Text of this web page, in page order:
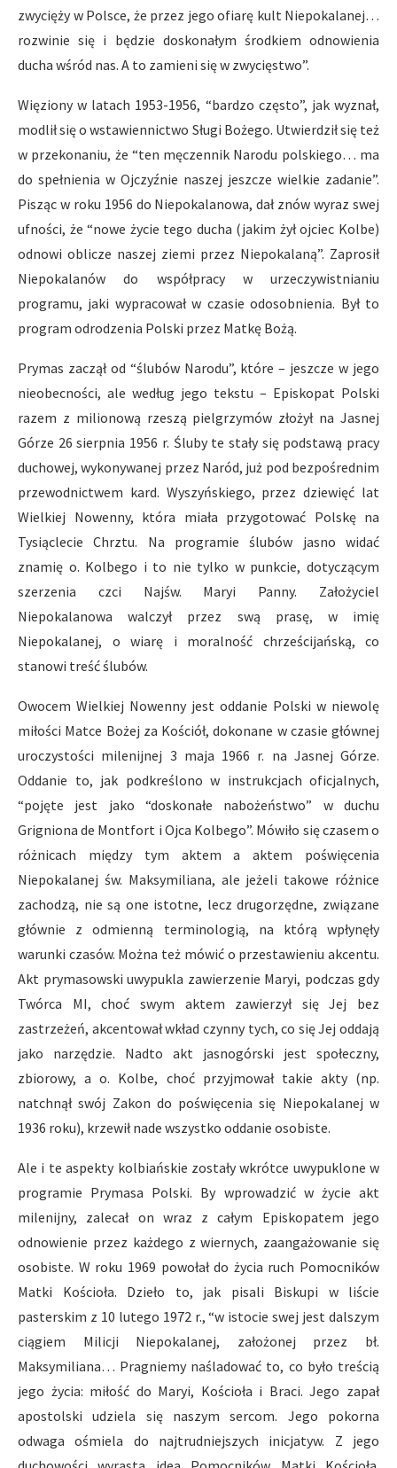
zwycięży w Polsce, że przez jego ofiarę kult Niepokalanej…
rozwinie się i będzie doskonałym środkiem odnowienia
ducha wśród nas. A to zamieni się w zwycięstwo”.
Więziony w latach 1953-1956, “bardzo często”, jak wyznał,
modlił się o wstawiennictwo Sługi Bożego. Utwierdził się też
w przekonaniu, że “ten męczennik Narodu polskiego… ma
do spełnienia w Ojczyźnie naszej jeszcze wielkie zadanie”.
Pisząc w roku 1956 do Niepokalanowa, dał znów wyraz swej
ufności, że “nowe życie tego ducha (jakim żył ojciec Kolbe)
odnowi oblicze naszej ziemi przez Niepokalaną”. Zaprosił
Niepokalanów do współpracy w urzeczywistnianiu
programu, jaki wypracował w czasie odosobnienia. Był to
program odrodzenia Polski przez Matkę Bożą.
Prymas zaczął od “ślubów Narodu”, które – jeszcze w jego
nieobecności, ale według jego tekstu – Episkopat Polski
razem z milionową rzeszą pielgrzymów złożył na Jasnej
Górze 26 sierpnia 1956 r. Śluby te stały się podstawą pracy
duchowej, wykonywanej przez Naród, już pod bezpośrednim
przewodnictwem kard. Wyszyńskiego, przez dziewięć lat
Wielkiej Nowenny, która miała przygotować Polskę na
Tysiąclecie Chrztu. Na programie ślubów jasno widać
znamię o. Kolbego i to nie tylko w punkcie, dotyczącym
szerzenia czci Najśw. Maryi Panny. Założyciel
Niepokalanowa walczył przez swą prasę, w imię
Niepokalanej, o wiarę i moralność chrześcijańską, co
stanowi treść ślubów.
Owocem Wielkiej Nowenny jest oddanie Polski w niewolę
miłości Matce Bożej za Kościół, dokonane w czasie głównej
uroczystości milenijnej 3 maja 1966 r. na Jasnej Górze.
Oddanie to, jak podkreślono w instrukcjach oficjalnych,
“pojęte jest jako “doskonałe nabożeństwo” w duchu
Grigniona de Montfort i Ojca Kolbego”. Mówiło się czasem o
różnicach między tym aktem a aktem poświęcenia
Niepokalanej św. Maksymiliana, ale jeżeli takowe różnice
zachodzą, nie są one istotne, lecz drugorzędne, związane
głównie z odmienną terminologią, na którą wpłynęły
warunki czasów. Można też mówić o przestawieniu akcentu.
Akt prymasowski uwypukla zawierzenie Maryi, podczas gdy
Twórca MI, choć swym aktem zawierzył się Jej bez
zastrzeżeń, akcentował wkład czynny tych, co się Jej oddają
jako narzędzie. Nadto akt jasnogórski jest społeczny,
zbiorowy, a o. Kolbe, choć przyjmował takie akty (np.
natchnął swój Zakon do poświęcenia się Niepokalanej w
1936 roku), krzewił nade wszystko oddanie osobiste.
Ale i te aspekty kolbiańskie zostały wkrótce uwypuklone w
programie Prymasa Polski. By wprowadzić w życie akt
milenijny, zalecał on wraz z całym Episkopatem jego
odnowienie przez każdego z wiernych, zaangażowanie się
osobiste. W roku 1969 powołał do życia ruch Pomocników
Matki Kościoła. Dzieło to, jak pisali Biskupi w liście
pasterskim z 10 lutego 1972 r., “w istocie swej jest dalszym
ciągiem Milicji Niepokalanej, założonej przez bł.
Maksymiliana… Pragniemy naśladować to, co było treścią
jego życia: miłość do Maryi, Kościoła i Braci. Jego zapał
apostolski udziela się naszym sercom. Jego pokorna
odwaga ośmiela do najtrudniejszych inicjatyw. Z jego